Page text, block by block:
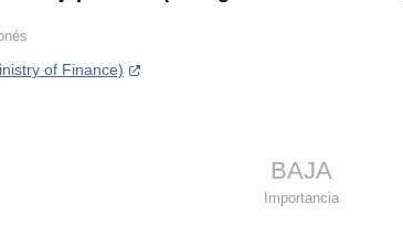
of Finance)
BAJA
Importancia